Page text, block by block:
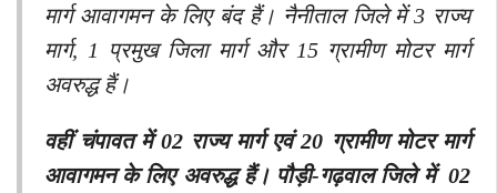
मार्ग आवागमन के लिए बंद हैं। नैनीताल जिले में 3 राज्य
मार्ग, 1 प्रमुख जिला मार्ग और 15 ग्रामीण मोटर मार्ग
अवरुद्ध हैं।
वहीं चंपावत में 02 राज्य मार्ग एवं 20 ग्रामीण मोटर मार्ग
आवागमन के लिए अवरुद्ध हैं। पौड़ी-गढ़वाल जिले में 02